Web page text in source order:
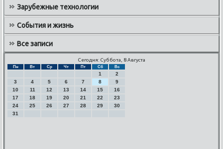
Зарубежные технологии
События и жизнь
Все записи
Сегодня: Суббота, 8 Августа
Пн Вт Ср Чт Пт Сб Вс
1
2
3
4 5 6 7 8
9
10
11 12 13 14 15
16
17
18 19 20 21 22
23
24
25 26 27 28 29
30
31